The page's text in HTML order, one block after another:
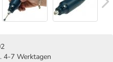
4-7 Werktagen